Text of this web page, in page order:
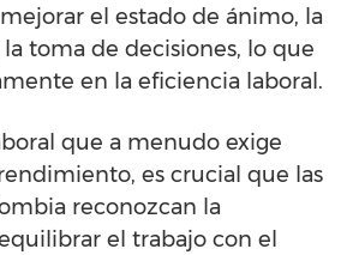
el estado de ánimo, la
toma de decisiones, lo que
en la eficiencia laboral.
que a menudo exige
es crucial que las
reconozcan la
el trabajo con el